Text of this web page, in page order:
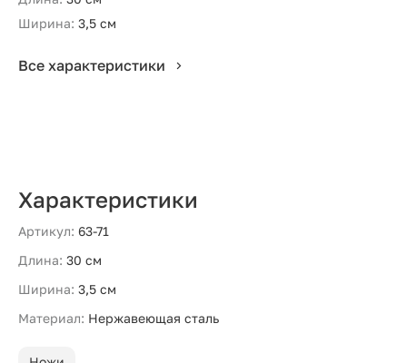
Ширина: 3,5 см
Все характеристики
Характеристики
Артикул: 63-71
Длина: 30 см
Ширина: 3,5 см
Материал: Нержавеющая сталь